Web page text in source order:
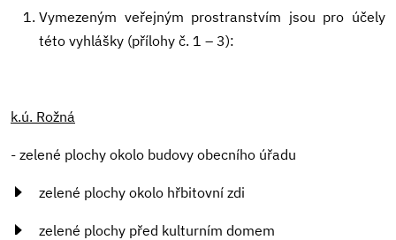
Vymezeným veřejným prostranstvím jsou pro účely
této vyhlášky (přílohy č. 1 – 3):
k.ú. Rožná
- zelené plochy okolo budovy obecního úřadu
zelené plochy okolo hřbitovní zdi
zelené plochy před kulturním domem